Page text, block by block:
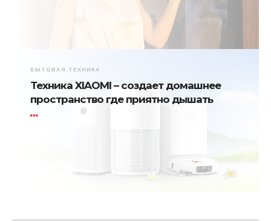
БЫТОВАЯ ТЕХНИКА
Техника XIAOMI – создает домашнее
пространство где приятно дышать